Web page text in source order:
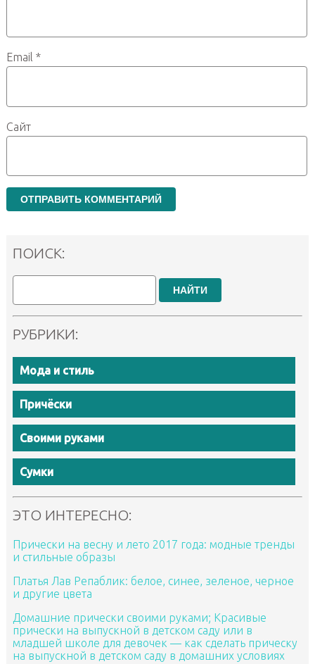
Email *
Сайт
ПОИСК:
НАЙТИ
РУБРИКИ:
Мода и стиль
Причёски
Своими руками
Сумки
ЭТО ИНТЕРЕСНО:
Прически на весну и лето 2017 года: модные тренды
и стильные образы
Платья Лав Репаблик: белое, синее, зеленое, черное
и другие цвета
Домашние прически своими руками; Красивые
прически на выпускной в детском саду или в
младшей школе для девочек — как сделать прическу
на выпускной в детском саду в домашних условиях